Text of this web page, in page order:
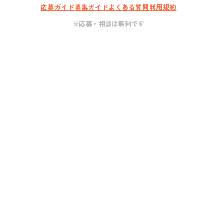
応募ガイド募集ガイド よくある質問利用規約
※応募・相談は無料です